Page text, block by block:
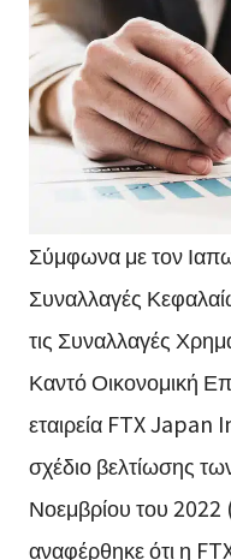
Σύμφωνα με τον
Συναλλαγές
τις Συναλλαγές
Καντό Οικονομική
εταιρεία FTX Japan
σχέδιο βελτίωσης
Νοεμβρίου του 2022
αναφέρθηκε ότι η